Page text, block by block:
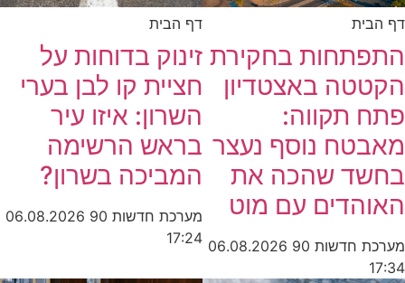
דף הבית
התפתחות בחקירת
הקטטה באצטדיון
פתח תקווה:
מאבטח נוסף נעצר
בחשד שהכה את
האוהדים עם מוט
מערכת חדשות 90
06.08.2026
17:34
דף הבית
זינוק בדוחות על
חציית קו לבן בערי
השרון: איזו עיר
בראש הרשימה
המביכה בשרון?
מערכת חדשות 90
06.08.2026
17:24